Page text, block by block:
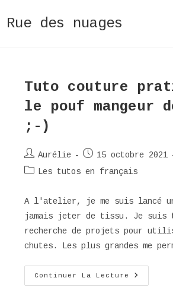
content
Rue des nuages
Tuto couture
le pouf mangeur
;-)
Auteur/autrice
de
Aurélie
Publication
publiée :
15 octobre 2021
PostLes tutos en français
A l'atelier, je me suis lancé
jamais jeter de tissu. Je suis
recherche de projets pour
chutes. Les plus grandes me
Continuer La Lecture
Tuto
Couture